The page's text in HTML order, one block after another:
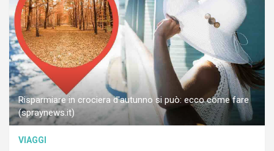
Risparmiare in crociera d'autunno si può: ecco come fare
(spraynews.it)
VIAGGI